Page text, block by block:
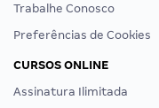
Trabalhe Conosco
Preferências de Cookies
CURSOS ONLINE
Assinatura Ilimitada